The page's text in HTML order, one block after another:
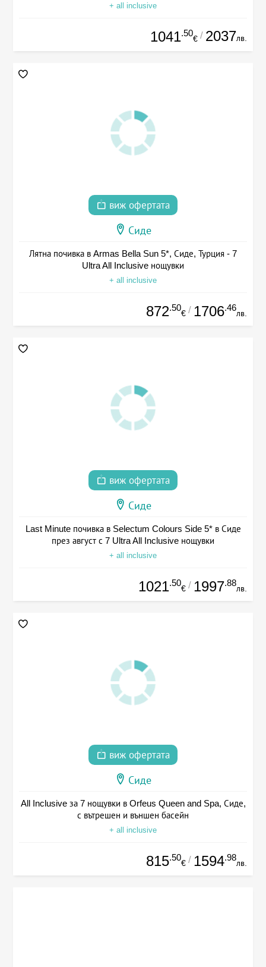
+ all inclusive
1041.50
€ / 2037лв.
виж офертата
Сиде
Лятна почивка в Armas Bella Sun 5*, Сиде, Турция - 7
Ultra All Inclusive нощувки
+ all inclusive
872.50
€ / 1706.46
лв.
виж офертата
Сиде
Last Minute почивка в Selectum Colours Side 5* в Сиде
през август с 7 Ultra All Inclusive нощувки
+ all inclusive
1021.50
€ / 1997.88
лв.
виж офертата
Сиде
All Inclusive за 7 нощувки в Orfeus Queen and Spa, Сиде,
с вътрешен и външен басейн
+ all inclusive
815.50
€ / 1594.98
лв.